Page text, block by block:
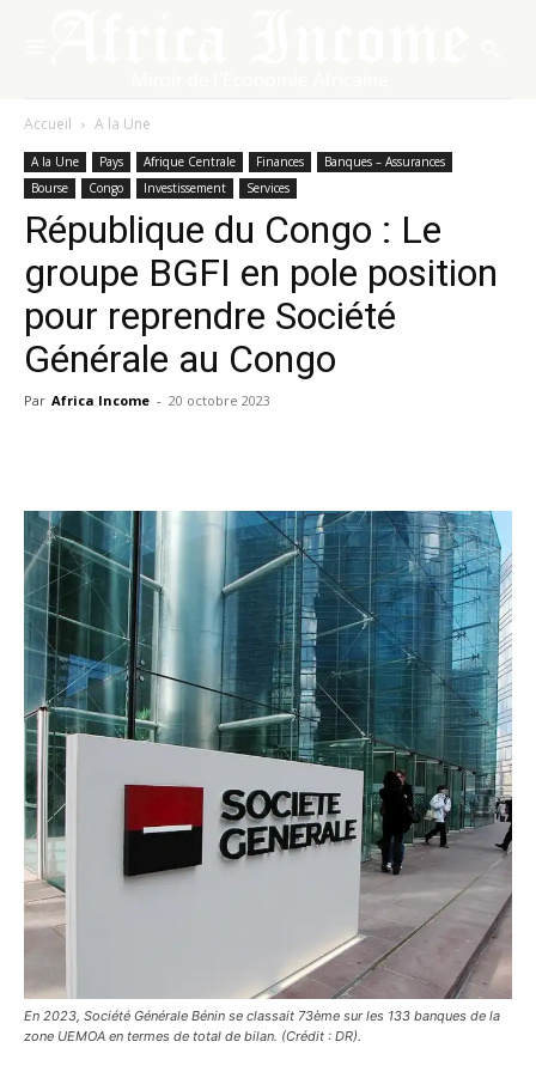
Accueil A la Une
A la Une Pays Afrique Centrale Finances
Banques – Assurances
Bourse
Congo Investissement Services
République du Congo : Le
groupe BGFI en pole position
pour reprendre Société
Générale au Congo
Par Africa Income - 20 octobre 2023
En 2023, Société Générale Bénin se classait 73ème sur les 133 banques de la
zone UEMOA en termes de total de bilan. (Crédit : DR).